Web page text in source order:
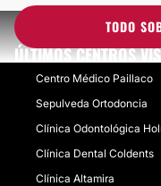
TODO
ÚLTIMOS CENTROS
Centro Médico Paillaco
Sepulveda Ortodoncia
Clínica Odontológica
Clínica Dental Coldents
Clínica Altamira